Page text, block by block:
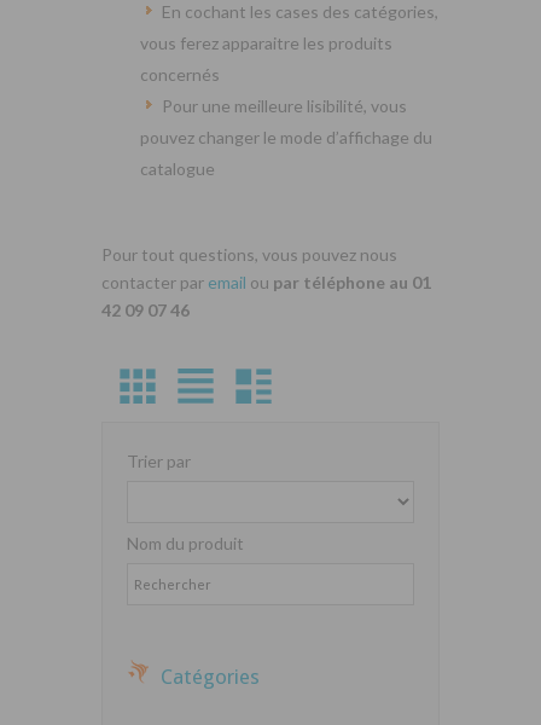
En cochant les cases des catégories,
vous ferez apparaitre les produits
concernés
Pour une meilleure lisibilité, vous
pouvez changer le mode d’affichage du
catalogue
Pour tout questions, vous pouvez nous
contacter par email ou par téléphone au 01
42 09 07 46
Trier par
Nom du produit
Catégories